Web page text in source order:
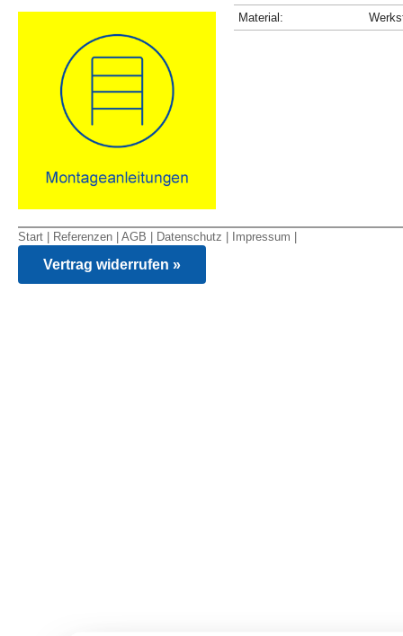
Material:
Start Referenzen AGB Datenschutz Impressum
Vertrag widerrufen »